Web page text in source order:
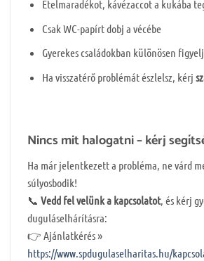
Ételmaradékot, kávézaccot a kukába
Csak WC-papírt dobj a vécébe
Gyerekes családokban különösen
Ha visszatérő problémát észlelsz, kérj
Nincs mit halogatni – kérj
Ha már jelentkezett a probléma, ne várd
súlyosbodik!
📞 Vedd fel velünk a kapcsolatot, és kérj
duguláselhárításra:
👉 Ajánlatkérés »
https://www.spdugulaselharitas.hu/